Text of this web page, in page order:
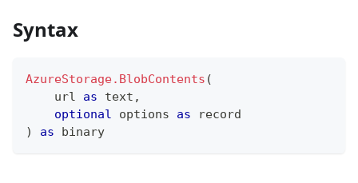
Syntax
AzureStorage.BlobContents (
    url
as text ,
optional options as
record
)
as binary